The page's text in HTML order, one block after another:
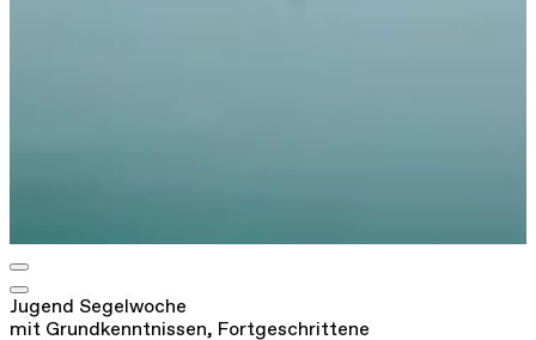
Jugend Segelwoche
mit Grundkenntnissen, Fortgeschrittene